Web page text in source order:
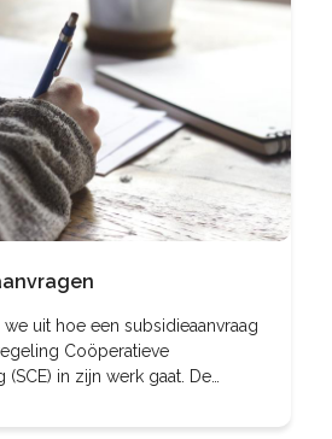
uit hoe een subsidieaanvraag
Coöperatieve
(SCE) in zijn werk gaat. De